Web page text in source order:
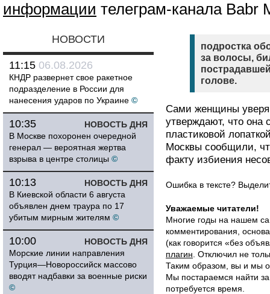
информации телеграм-канала Babr
НОВОСТИ
11:15 06.08.2026
КНДР развернет свое ракетное
подразделение в России для
нанесения ударов по Украине ©
НОВОСТЬ ДНЯ
10:35
В Москве похоронен очередной
генерал — вероятная жертва
взрыва в центре столицы ©
НОВОСТЬ ДНЯ
10:13
В Киевской области 6 августа
объявлен днем траура по 17
убитым мирным жителям ©
НОВОСТЬ ДНЯ
10:00
Морские линии направления
Турция—Новороссийск массово
вводят надбавки за военные риски
©
подростка
за волосы,
голове.
Сами женщины
утверждают, что она
пластиковой
Москвы сообщили,
факту избиения
Ошибка в тексте?
Уважаемые читатели!
Многие годы на нашем
комментирования,
(как говорится «без
плагин . Отключил не
Таким образом, вы и мы
Мы постараемся найти
потребуется время.